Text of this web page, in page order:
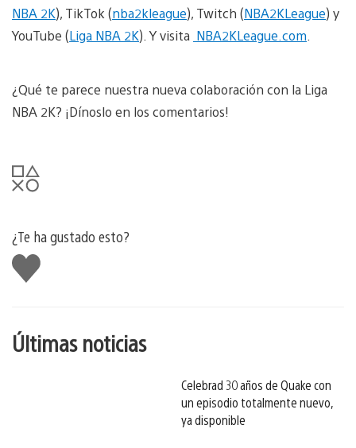
NBA 2K), TikTok (nba2kleague), Twitch (NBA2KLeague) y
YouTube (Liga NBA 2K). Y visita NBA2KLeague.com
¿Qué te parece nuestra nueva colaboración con la Liga
NBA 2K? ¡Dínoslo en los comentarios!
¿Te ha gustado esto?
Me
gusta
esto
Últimas noticias
Celebrad 30 años de Quake con
un episodio totalmente nuevo,
ya disponible